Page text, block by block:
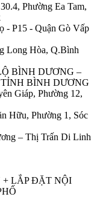
Phường Ea Tam,
- P15 - Quận Gò Vấp
Long Hòa, Q.Bình
BÌNH DƯƠNG –
TỈNH BÌNH DƯƠNG
Giáp, Phường 12,
Hữu, Phường 1, Sóc
– Thị Trấn Di Linh
+ LẮP ĐẶT NỘI